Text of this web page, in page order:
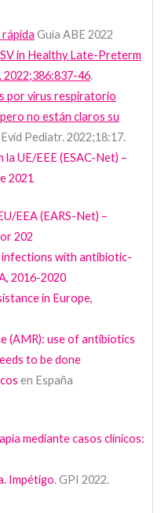
rápida Guía ABE 2022
in Healthy Late-Preterm
2022;386:837-46.
por virus respiratorio
no están claros su
Evid Pediatr. 2022;18:17.
UE/EEE (ESAC-Net) –
2021
EEA (EARS-Net) –
202
with antibiotic-
2016-2020
in Europe,
(AMR): use of antibiotics
to bedone
en España
mediante casos clínicos:
Impétigo. GPI 2022.